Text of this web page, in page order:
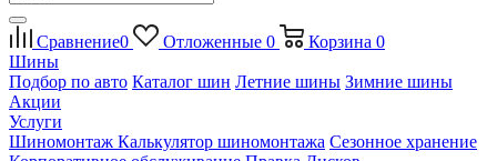
Сравнение0 Отложенные 0 Корзина 0
Шины
Подбор по авто Каталог шин Летние шины Зимние шины
Акции
Услуги
Шиномонтаж Калькулятор шиномонтажа Сезонное хранение